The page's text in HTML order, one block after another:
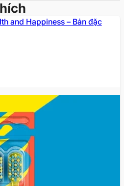
and Happiness – Bản đặc